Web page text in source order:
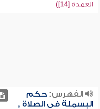
العمدة [14])
الفهرس:حكم
البسملة في الصلاة ,